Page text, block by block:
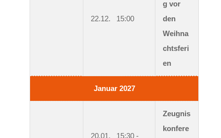
22.12.   15:00
g vor
den
Weihna
chtsferi
en
Januar 2027
20.01.   15:30 -
Zeugnis
konfere